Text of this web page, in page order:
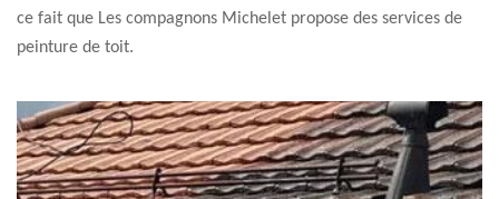
ce fait que Les compagnons Michelet propose des services de
peinture de toit.